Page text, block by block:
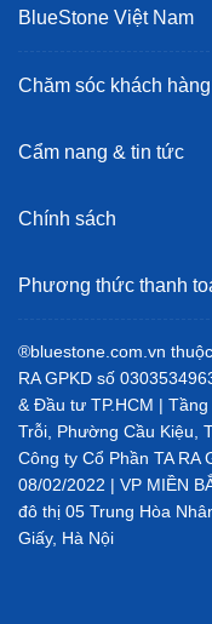
BlueStone Việt Nam
Chăm sóc khách hàng
Cẩm nang & tin tức
Chính sách
Phương thức thanh
®bluestone.com.vn
RA GPKD số
& Đầu tư TP.HCM |
Trỗi, Phường Cầu Kiệu,
Công ty Cổ Phần TA RA
08/02/2022 | VP MIỀN
đô thị 05 Trung Hòa
Giấy, Hà Nội